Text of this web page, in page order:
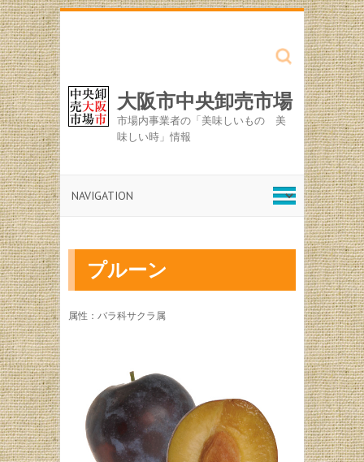
Search
大阪市中央卸売市場
市場内事業者の「美味しいもの 美
味しい時」情報
プルーン
属性：バラ科サクラ属